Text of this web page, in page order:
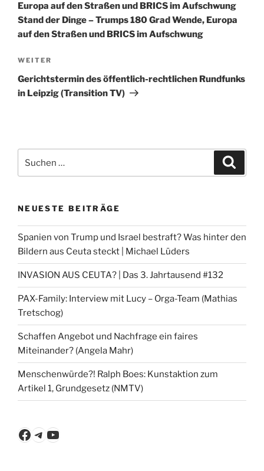
Europa auf den Straßen und BRICS im Aufschwung
Stand der Dinge – Trumps 180 Grad Wende, Europa
auf den Straßen und BRICS im Aufschwung
Nächster
Beitrag
WEITER
Gerichtstermin des öffentlich-rechtlichen Rundfunks
in Leipzig (Transition TV)
nach:
NEUESTE BEITRÄGE
Spanien von Trump und Israel bestraft? Was hinter den
Bildern aus Ceuta steckt | Michael Lüders
INVASION AUS CEUTA? | Das 3. Jahrtausend #132
PAX-Family: Interview mit Lucy – Orga-Team (Mathias
Tretschog)
Schaffen Angebot und Nachfrage ein faires
Miteinander? (Angela Mahr)
Menschenwürde?! Ralph Boes: Kunstaktion zum
Artikel 1, Grundgesetz (NMTV)
Facebook
Telegram
YouTube